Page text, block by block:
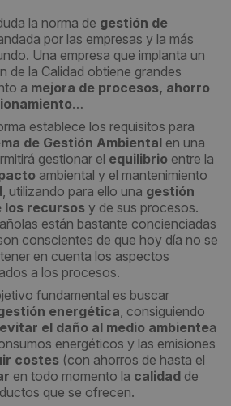
la norma de gestión de
por las empresas y la más
Una empresa que implanta un
de la Calidad obtiene grandes
a mejora de procesos, ahorro
…
establece los requisitos para
de Gestión Ambiental en una
gestionar el equilibrio entre la
ambiental y el mantenimiento
, utilizando para ello una gestión
los recursos y de sus procesos.
están bastante concienciadas
conscientes de que hoy día no se
en cuenta los aspectos
a los procesos.
fundamental es buscar
energética, consiguiendo
evitar el daño al medio ambientea
energéticos y las emisiones
costes (con ahorros de hasta el
en todo momento la calidad de
que se ofrecen.